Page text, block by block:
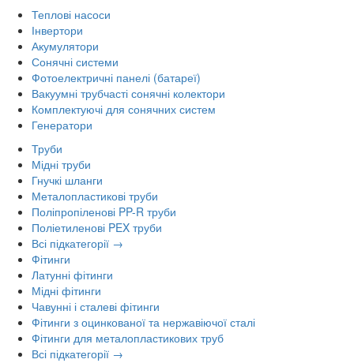
Теплові насоси
Інвертори
Акумулятори
Сонячні системи
Фотоелектричні панелі (батареї)
Вакуумні трубчасті сонячні колектори
Комплектуючі для сонячних систем
Генератори
Труби
Мідні труби
Гнучкі шланги
Металопластикові труби
Поліпропіленові PP-R труби
Поліетиленові PEX труби
Всі підкатегорії →
Фітинги
Латунні фітинги
Мідні фітинги
Чавунні і сталеві фітинги
Фітинги з оцинкованої та нержавіючої сталі
Фітинги для металопластикових труб
Всі підкатегорії →